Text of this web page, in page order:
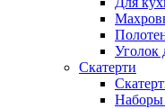
Уголок
Скатерти
Наборы